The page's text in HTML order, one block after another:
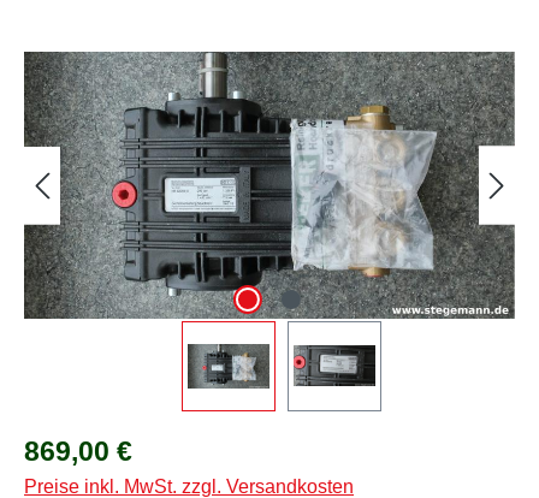
Bildergalerie überspringen
Regulärer Preis:
869,00 €
Preise inkl. MwSt. zzgl. Versandkosten